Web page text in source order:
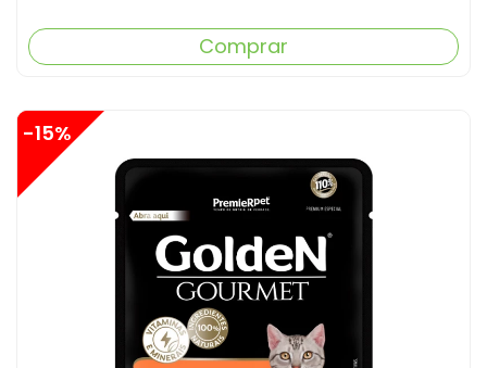
Comprar
-15%